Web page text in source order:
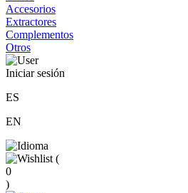
Accesorios
Extractores
Complementos
Otros
Iniciar sesión
ES
EN
(
0
)